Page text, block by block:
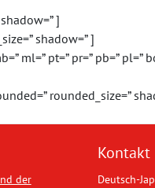
]
shadow=” ]
ml=” pt=” pr=” pb=” pl=”
rounded_size=”
der
Kontakt
Deutsch-